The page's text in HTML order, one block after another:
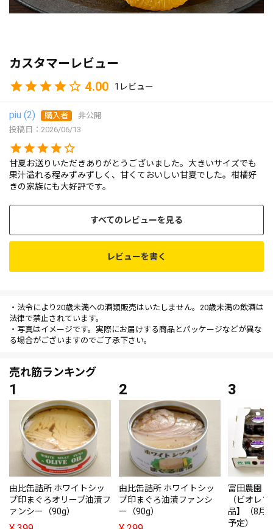
カスタマーレビュー
4.00
1
piu 2 購入者
非公開
投稿日
2026/06/13
甘夏お送りいただきありがとうございました。大きいサイズでも
果汁溢れる程みずみずしく、甘くておいしい甘夏でした。柑橘好
きの家族にも大好評です。
すべてのレビューを見る
レビューを書く
・法令により20歳未満への酒類販売はいたしません。20歳未満の飲酒は
法律で禁止されています。
・写真はイメージです。実際にお届けする商品とパッケージなどが異な
る場合がございますのでご了承下さい。
売れ筋ランキング
由比缶詰所 ホワイトシッ
プ印まぐろオリーブ油漬フ
ァンシー（90g）
由比缶詰所 ホワイトシッ
プ印まぐろ油漬ファンシ
ー（90g）
富田農園
（ビオレ
品】（8月
予定）